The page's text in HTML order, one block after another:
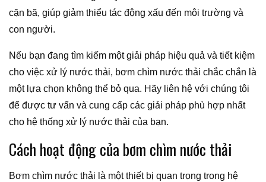
cặn bã, giúp giảm thiểu tác động xấu đến môi trường và
con người.
Nếu bạn đang tìm kiếm một giải pháp hiệu quả và tiết kiệm
cho việc xử lý nước thải, bơm chìm nước thải chắc chắn là
một lựa chọn không thể bỏ qua. Hãy liên hệ với chúng tôi
để được tư vấn và cung cấp các giải pháp phù hợp nhất
cho hệ thống xử lý nước thải của bạn.
Cách hoạt động của bơm chìm nước thải
Bơm chìm nước thải là một thiết bị quan trọng trong hệ